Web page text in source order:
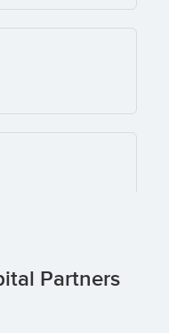
Partners